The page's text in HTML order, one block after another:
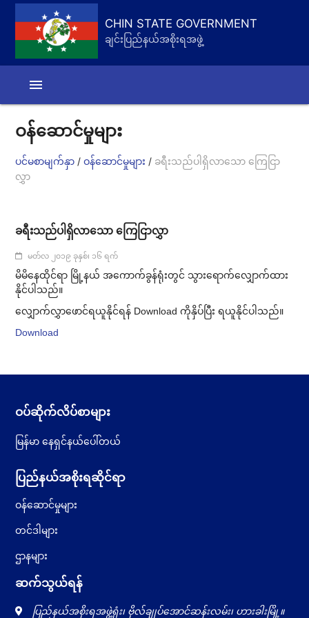
CHIN STATE GOVERNMENT
ချင်းပြည်နယ်အစိုးရအဖွဲ့
menu
ဝန်ဆောင်မှုများ
ပင်မစာမျက်နှာ / ဝန်ဆောင်မှုများ / ခရီးသည်ပါရှိလာသော ကြေငြာ
လွှာ
ခရီးသည်ပါရှိလာသော ကြေငြာလွှာ
မတ်လ ၂၀၁၉ ခုနှစ်၊ ၁၆ ရက်
မိမိ​နေထိုင်ရာ မြို့နယ် အကောက်ခွန်ရုံးတွင် သွားရောက်လျှောက်ထား
နိုင်ပါသည်။
လျှောက်လွှာဖောင်ရယူနိုင်ရန် Download ကိုနှိပ်ပြီး ရယူနိုင်ပါသည်။
Download
ဝပ်ဆိုက်လိပ်စာများ
မြန်မာ နေရှင်နယ်ပေါ်တယ်
ပြည်နယ်အစိုးရဆိုင်ရာ
ဝန်ဆောင်မှုများ
တင်ဒါများ
ဌာနများ
ဆက်သွယ်ရန်
ပြည်နယ်အစိုးရအဖွဲ့ရုံး၊ ဗိုလ်ချုပ်အောင်ဆန်းလမ်း၊ ဟားခါးမြို့။